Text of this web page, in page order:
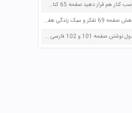
جمله های زیر به طور مناسب کنار هم قرار دهید صفحه 65 کتاب نگارش ششم دبستان
جواب خلاصه گزارش پژوهش صفحه 69 تفکر و سبک زندگی هفتم
جواب مخالف آشنایی جدول نوشتن صفحه 101 و 102 فارسی نهم